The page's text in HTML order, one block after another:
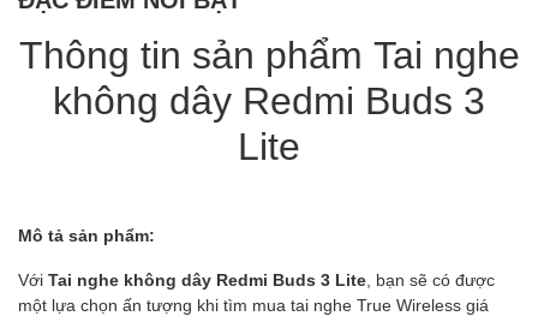
Thông tin sản phẩm Tai nghe
không dây Redmi Buds 3
Lite
Mô tả sản phẩm:
Với Tai nghe không dây Redmi Buds 3 Lite , bạn sẽ có được
một lựa chọn ấn tượng khi tìm mua tai nghe True Wireless giá